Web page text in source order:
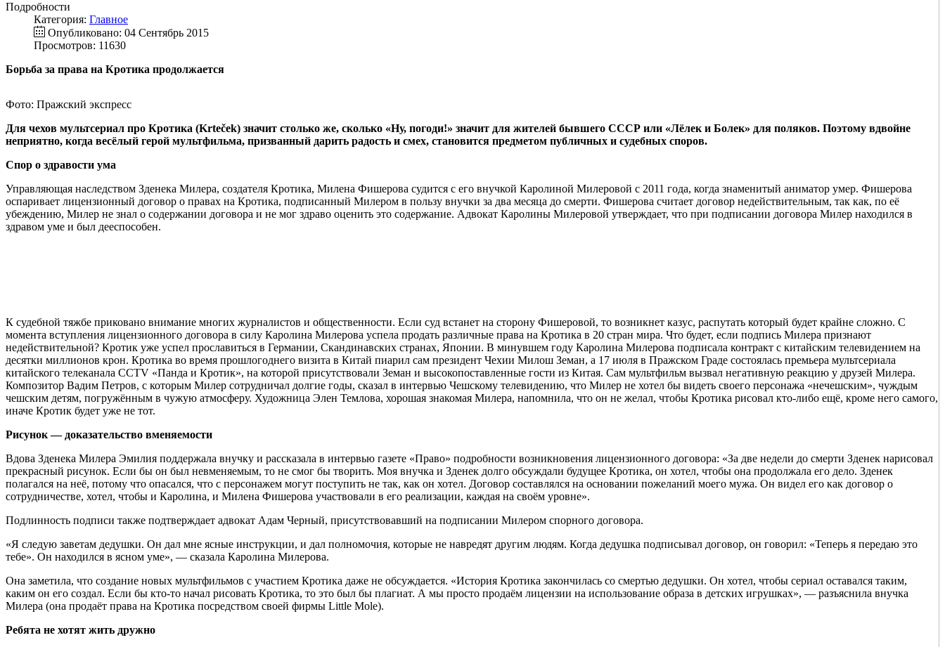
Подробности
Категория: Главное
Опубликовано: 04 Сентябрь 2015
Просмотров: 11630
Борьба за права на Кротика продолжается
Фото: Пражский экспресс
Для чехов мультсериал про Кротика (Krteček) значит столько же, сколько «Ну, погоди!» значит для жителей бывшего СССР или «Лёлек и Болек» для поляков. Поэтому вдвойне
неприятно, когда весёлый герой мультфильма, призванный дарить радость и смех, становится предметом публичных и судебных споров.
Спор о здравости ума
Управляющая наследством Зденека Милера, создателя Кротика, Милена Фишерова судится с его внучкой Каролиной Милеровой с 2011 года, когда знаменитый аниматор умер. Фишерова
оспаривает лицензионный договор о правах на Кротика, подписанный Милером в пользу внучки за два месяца до смерти. Фишерова считает договор недействительным, так как, по её
убеждению, Милер не знал о содержании договора и не мог здраво оценить это содержание. Адвокат Каролины Милеровой утверждает, что при подписании договора Милер находился в
здравом уме и был дееспособен.
К судебной тяжбе приковано внимание многих журналистов и общественности. Если суд встанет на сторону Фишеровой, то возникнет казус, распутать который будет крайне сложно. С
момента вступления лицензионного договора в силу Каролина Милерова успела продать различные права на Кротика в 20 стран мира. Что будет, если подпись Милера признают
недействительной? Кротик уже успел прославиться в Германии, Скандинавских странах, Японии. В минувшем году Каролина Милерова подписала контракт с китайским телевидением на
десятки миллионов крон. Кротика во время прошлогоднего визита в Китай пиарил сам президент Чехии Милош Земан, а 17 июля в Пражском Граде состоялась премьера мультсериала
китайского телеканала CCTV «Панда и Кротик», на которой присутствовали Земан и высокопоставленные гости из Китая. Сам мультфильм вызвал негативную реакцию у друзей Милера.
Композитор Вадим Петров, с которым Милер сотрудничал долгие годы, сказал в интервью Чешскому телевидению, что Милер не хотел бы видеть своего персонажа «нечешским», чуждым
чешским детям, погружённым в чужую атмосферу. Художница Элен Темлова, хорошая знакомая Милера, напомнила, что он не желал, чтобы Кротика рисовал кто-либо ещё, кроме него самого,
иначе Кротик будет уже не тот.
Рисунок — доказательство вменяемости
Вдова Зденека Милера Эмилия поддержала внучку и рассказала в интервью газете «Право» подробности возникновения лицензионного договора: «За две недели до смерти Зденек нарисовал
прекрасный рисунок. Если бы он был невменяемым, то не смог бы творить. Моя внучка и Зденек долго обсуждали будущее Кротика, он хотел, чтобы она продолжала его дело. Зденек
полагался на неё, потому что опасался, что с персонажем могут поступить не так, как он хотел. Договор составлялся на основании пожеланий моего мужа. Он видел его как договор о
сотрудничестве, хотел, чтобы и Каролина, и Милена Фишерова участвовали в его реализации, каждая на своём уровне».
Подлинность подписи также подтверждает адвокат Адам Черный, присутствовавший на подписании Милером спорного договора.
«Я следую заветам дедушки. Он дал мне ясные инструкции, и дал полномочия, которые не навредят другим людям. Когда дедушка подписывал договор, он говорил: «Теперь я передаю это
тебе». Он находился в ясном уме», — сказала Каролина Милерова.
Она заметила, что создание новых мультфильмов с участием Кротика даже не обсуждается. «История Кротика закончилась со смертью дедушки. Он хотел, чтобы сериал оставался таким,
каким он его создал. Если бы кто-то начал рисовать Кротика, то это был бы плагиат. А мы просто продаём лицензии на использование образа в детских игрушках», — разъяснила внучка
Милера (она продаёт права на Кротика посредством своей фирмы Little Mole).
Ребята не хотят жить дружно